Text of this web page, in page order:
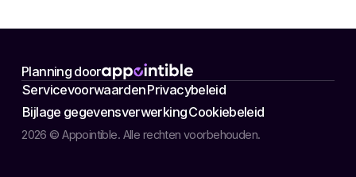
Planning door
2026 © Appointible. Alle rechten voorbehouden.
ServicevoorwaardenPrivacybeleid
Bijlage gegevensverwerkingCookiebeleid